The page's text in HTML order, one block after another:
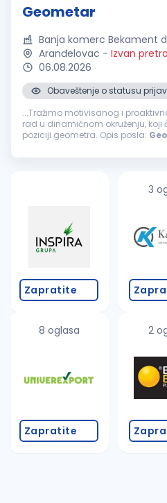
Geometar
Banja komerc Bekament
Aranđelovac - Izvan
06.08.2026
Obaveštenje o statusu
...Tražimo motivisanog i
rad u dinamičnom okruženju, koji
poziciji geometra. Opis posla:
geodetskih
Zapratite
8 oglasa
Zapratite
3
2